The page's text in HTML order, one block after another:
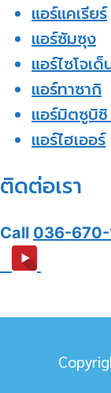
แอร์แคเรียร์
แอร์ซัมซุง
แอร์ไซโจเ
แอร์ทาซากิ
แอร์มิตซูบิ
แอร์ไฮเออร์
ติดต่อเรา
Call 036-670-